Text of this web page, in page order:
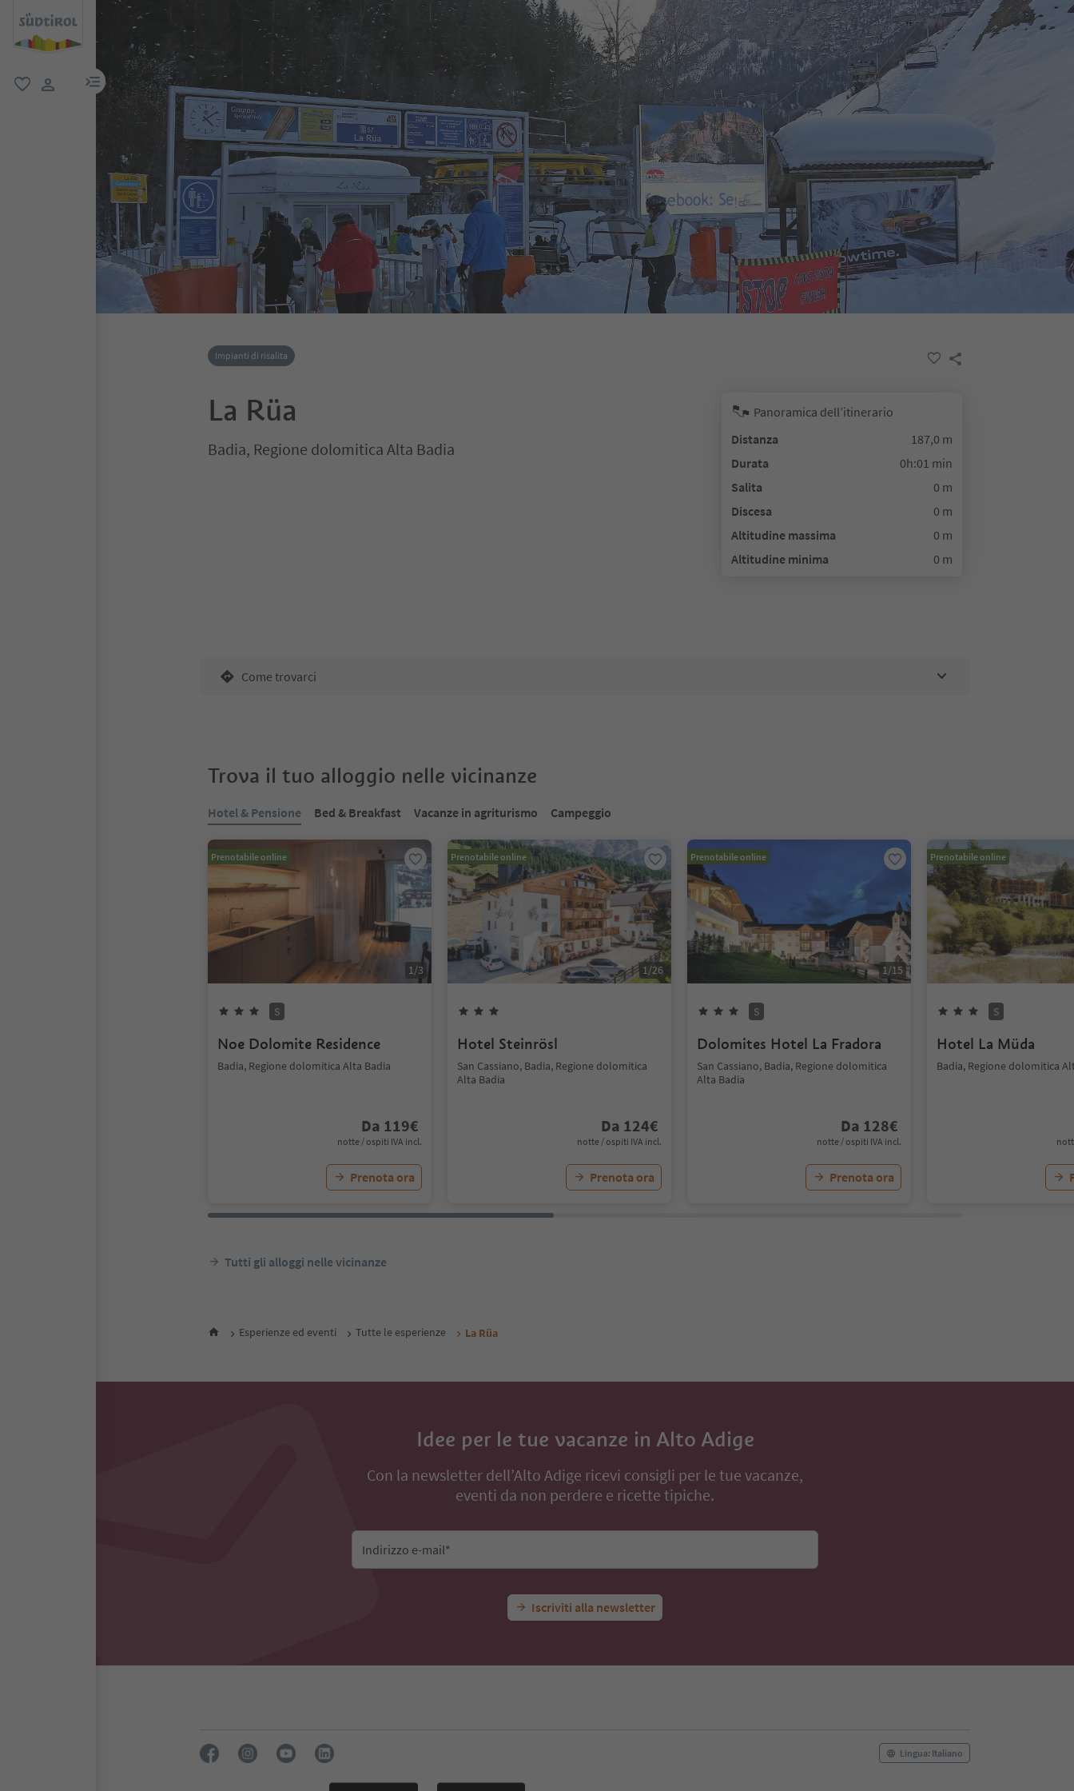
menu link
Impianti di risalita
La Rüa
Badia, Regione dolomitica Alta Badia
Panoramica dell’itinerario
Distanza
187,0 m
Durata
0h:01 min
Salita
0 m
Discesa
0 m
Altitudine massima
0 m
Altitudine minima
0 m
Come trovarci
Trova il tuo alloggio nelle vicinanze
Hotel & Pensione Bed & Breakfast Vacanze in agriturismo Campeggio
Prenotabile online
1/3
S
Noe Dolomite Residence
Badia, Regione dolomitica Alta Badia
Da 119€
notte / ospiti IVA incl.
Prenota ora
Prenotabile online
1/26
Hotel Steinrösl
San Cassiano, Badia, Regione dolomitica
Alta Badia
Da 124€
notte / ospiti IVA incl.
Prenota ora
Prenotabile online
1/15
S
Dolomites Hotel La Fradora
San Cassiano, Badia, Regione dolomitica
Alta Badia
Da 128€
notte / ospiti IVA incl.
Prenota ora
Prenotabile online
S
Hotel La Müda
Badia, Regione dolomitica
Tutti gli alloggi nelle vicinanze
Esperienze ed eventi Tutte le esperienze La Rüa
Idee per le tue vacanze in Alto Adige
Con la newsletter dell’Alto Adige ricevi consigli per le tue vacanze,
eventi da non perdere e ricette tipiche.
Indirizzo e-mail*
Iscriviti alla newsletter
Lingua: Italiano